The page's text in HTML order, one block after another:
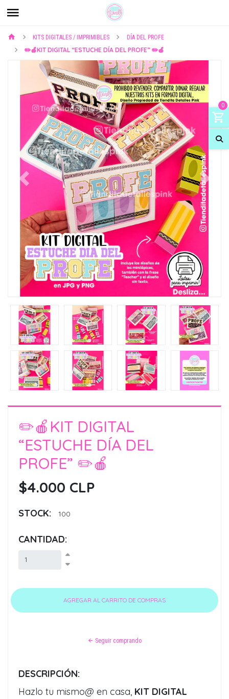
0
KITS DIGITALES / IMPRIMIBLES DÍA DEL PROFE
✏️🍎KIT DIGITAL “ESTUCHE DÍA DEL PROFE” ✏️🍎
Previous Next
✏️🍎KIT DIGITAL
“ESTUCHE DÍA DEL
PROFE” ✏️🍎
$4.000 CLP
STOCK: 100
CANTIDAD:
Seguir comprando
DESCRIPCIÓN:
Hazlo tu mismo@ en casa, KIT DIGITAL